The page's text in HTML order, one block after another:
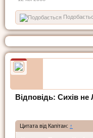
Відповідь: Сихів
Цитата від Капітан: ↑